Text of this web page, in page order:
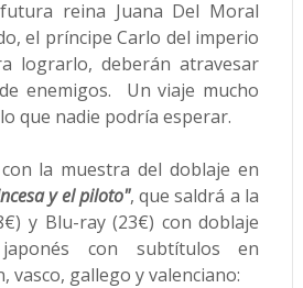
reina Juana Del Moral
el príncipe Carlo del imperio
lograrlo, deberán atravesar
enemigos. Un viaje mucho
que nadie podría esperar.
la muestra del doblaje en
y el piloto", que saldrá a la
y Blu-ray (23€) con doblaje
con subtítulos en
vasco, gallego y valenciano: